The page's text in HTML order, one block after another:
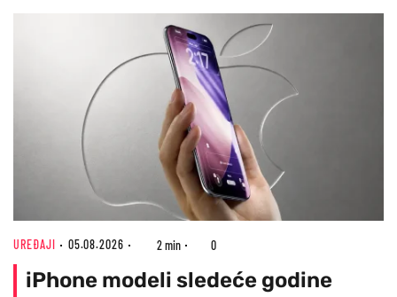
UREĐAJI 05.08.2026 2 min 0
iPhone modeli sledeće godine